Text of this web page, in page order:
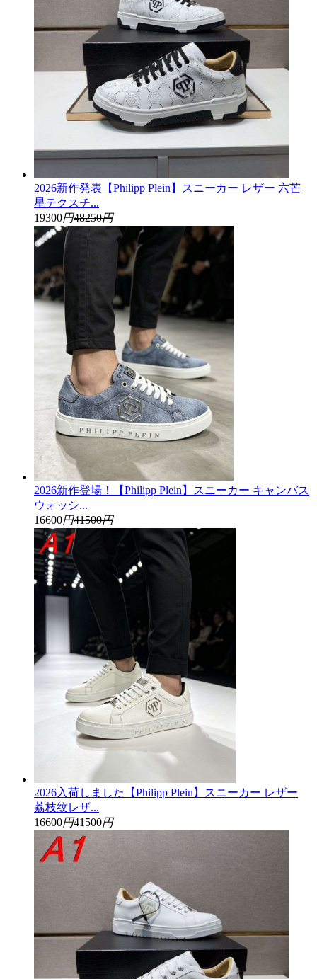
2026新作発表【Philipp Plein】スニーカー レザー 六芒
星テクスチ...
19300円48250円
2026新作登場！【Philipp Plein】スニーカー キャンバス
ウォッシ...
16600円41500円
2026入荷しました【Philipp Plein】スニーカー レザー
荔枝纹レザ...
16600円41500円